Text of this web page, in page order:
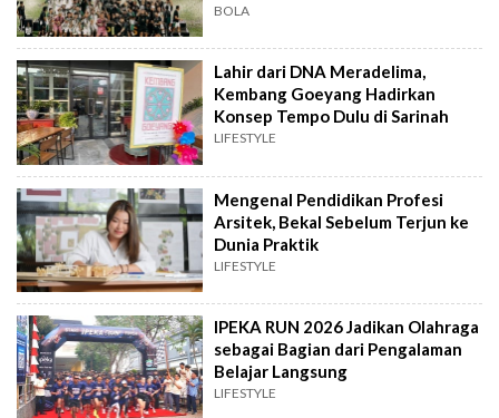
BOLA
Lahir dari DNA Meradelima,
Kembang Goeyang Hadirkan
Konsep Tempo Dulu di Sarinah
LIFESTYLE
Mengenal Pendidikan Profesi
Arsitek, Bekal Sebelum Terjun ke
Dunia Praktik
LIFESTYLE
IPEKA RUN 2026 Jadikan Olahraga
sebagai Bagian dari Pengalaman
Belajar Langsung
LIFESTYLE